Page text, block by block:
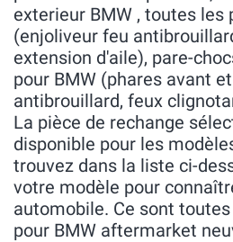
exterieur BMW , toutes les
(enjoliveur feu
extension d'aile), pare-
pour BMW (phares avant
antibrouillard, feux
La pièce de rechange
disponible pour les
trouvez dans la liste ci-
votre modèle pour
automobile. Ce sont
pour BMW aftermarket